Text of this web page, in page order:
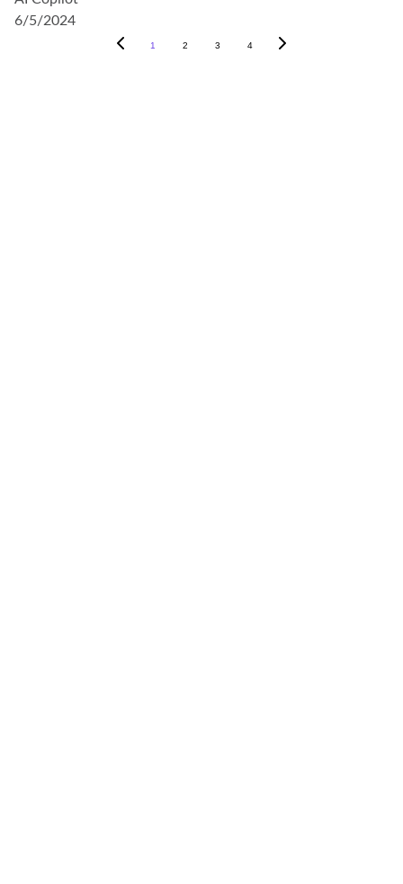
6/5/2024
1 2 3 4